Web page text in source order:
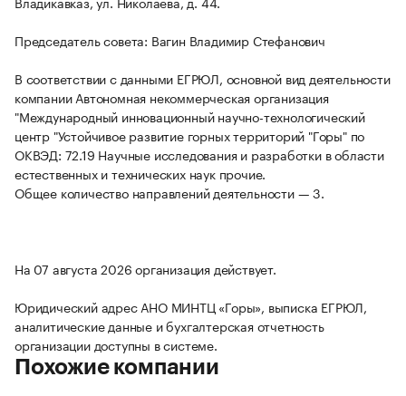
Председатель совета: Вагин Владимир Стефанович
В соответствии с данными ЕГРЮЛ, основной вид деятельности
компании Автономная некоммерческая организация
"Международный инновационный научно-технологический
центр "Устойчивое развитие горных территорий "Горы" по
ОКВЭД: 72.19 Научные исследования и разработки в области
естественных и технических наук прочие.
Общее количество направлений деятельности — 3.
На 07 августа 2026 организация действует.
Юридический адрес АНО МИНТЦ «Горы», выписка ЕГРЮЛ,
аналитические данные и бухгалтерская отчетность
организации доступны в системе.
Похожие компании